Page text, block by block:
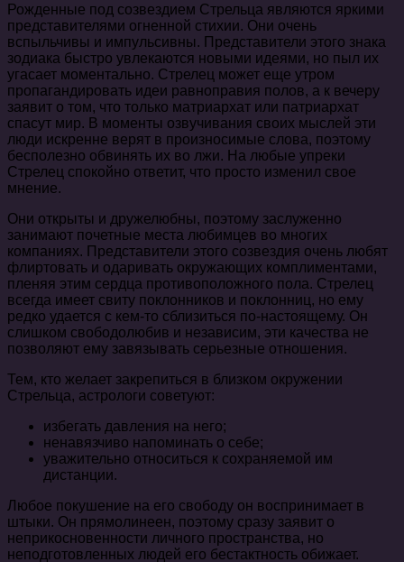
Рожденные под созвездием Стрельца являются яркими
представителями огненной стихии. Они очень
вспыльчивы и импульсивны. Представители этого знака
зодиака быстро увлекаются новыми идеями, но пыл их
угасает моментально. Стрелец может еще утром
пропагандировать идеи равноправия полов, а к вечеру
заявит о том, что только матриархат или патриархат
спасут мир. В моменты озвучивания своих мыслей эти
люди искренне верят в произносимые слова, поэтому
бесполезно обвинять их во лжи. На любые упреки
Стрелец спокойно ответит, что просто изменил свое
мнение.
Они открыты и дружелюбны, поэтому заслуженно
занимают почетные места любимцев во многих
компаниях. Представители этого созвездия очень любят
флиртовать и одаривать окружающих комплиментами,
пленяя этим сердца противоположного пола. Стрелец
всегда имеет свиту поклонников и поклонниц, но ему
редко удается с кем-то сблизиться по-настоящему. Он
слишком свободолюбив и независим, эти качества не
позволяют ему завязывать серьезные отношения.
Тем, кто желает закрепиться в близком окружении
Стрельца, астрологи советуют:
избегать давления на него;
ненавязчиво напоминать о себе;
уважительно относиться к сохраняемой им
дистанции.
Любое покушение на его свободу он воспринимает в
штыки. Он прямолинеен, поэтому сразу заявит о
неприкосновенности личного пространства, но
неподготовленных людей его бестактность обижает.